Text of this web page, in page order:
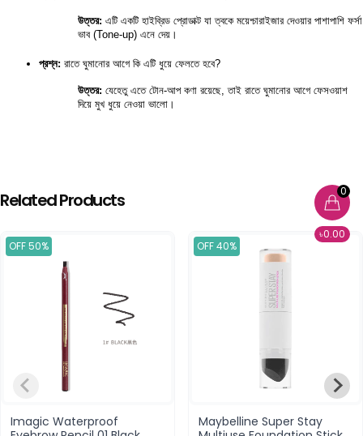
0
৳0.00
উত্তর: এটি একটি হাইব্রিড প্রোডাক্ট যা ত্বকে ময়েশ্চারাইজার দেওয়ার পাশাপাশি ফর্সা
ভাব (Tone-up) এনে দেয়।
প্রশ্ন: রাতে ঘুমানোর আগে কি এটি ধুয়ে ফেলতে হবে?
উত্তর: যেহেতু এতে টোন-আপ কণা রয়েছে, তাই রাতে ঘুমানোর আগে ফেসওয়াশ
দিয়ে মুখ ধুয়ে নেওয়া ভালো।
Related Products
OFF 50%
Imagic Waterproof
OFF 40%
Maybelline Super Stay